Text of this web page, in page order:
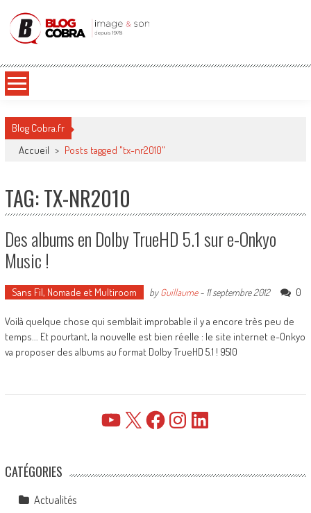
Blog Cobra
Blog Cobra.fr
Accueil > Posts tagged "tx-nr2010"
TAG: TX-NR2010
Des albums en Dolby TrueHD 5.1 sur e-Onkyo
Music !
Sans Fil, Nomade et Multiroom byGuillaume- 11 septembre 2012 0
Voilà quelque chose qui semblait improbable il y a encore très peu de
temps... Et pourtant, la nouvelle est bien réelle : le site internet e-Onkyo
va proposer des albums au format Dolby TrueHD 5.1 ! 9510
YouTube FacebookInstagramLinkedIn
CATÉGORIES
Actualités